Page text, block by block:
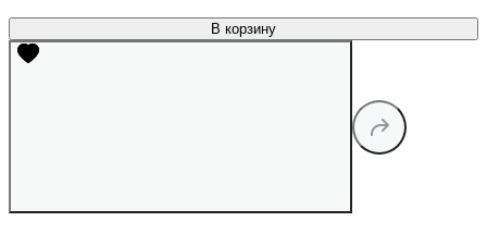
В корзину